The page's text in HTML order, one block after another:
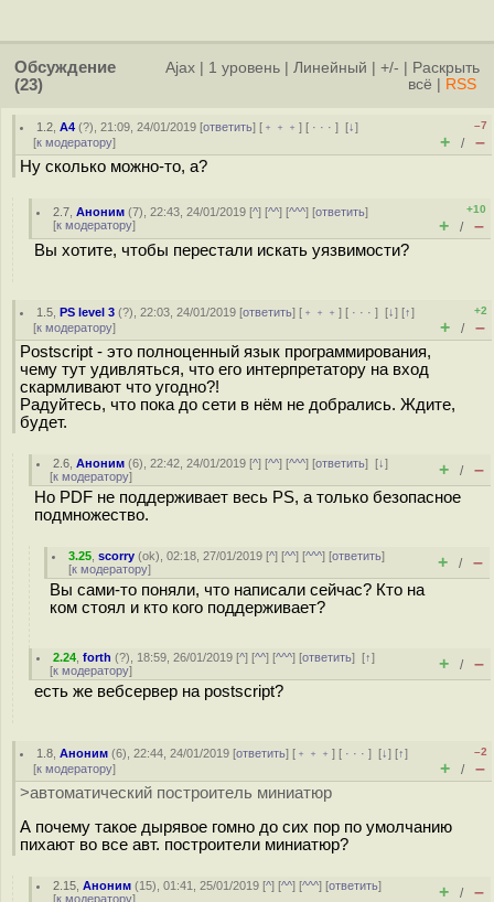
Обсуждение
(23)
Ajax 1 уровень Линейный +/-
Раскрыть
всё
RSS
1.2 ,А4 (?), 21:09, 24/01/2019 [ответить] [ ﹢﹢﹢] [ · · ·][↓]
[к модератору]
–7
+ / –
Ну сколько можно-то, а?
2.7 ,Аноним (7), 22:43, 24/01/2019 [^] [^^] [^^^] [ответить]
[к модератору]
+10
+ / –
Вы хотите, чтобы перестали искать уязвимости?
1.5 ,PS level 3 (?), 22:03, 24/01/2019 [ответить] [ ﹢﹢﹢] [ · · ·][↓] [↑]
[к модератору]
+2
+ / –
Postscript - это полноценный язык программирования,
чему тут удивляться, что его интерпретатору на вход
скармливают что угодно?!
Радуйтесь, что пока до сети в нём не добрались. Ждите,
будет.
2.6 ,Аноним (6), 22:42, 24/01/2019 [^] [^^] [^^^] [ответить][↓]
[к модератору] + / –
Но PDF не поддерживает весь PS, а только безопасное
подмножество.
3.25 ,scorry (ok), 02:18, 27/01/2019 [^] [^^] [^^^] [ответить]
[к модератору] + / –
Вы сами-то поняли, что написали сейчас? Кто на
ком стоял и кто кого поддерживает?
2.24 ,forth (?), 18:59, 26/01/2019 [^] [^^] [^^^] [ответить][↑]
[к модератору] + / –
есть же вебсервер на postscript?
1.8 ,Аноним (6), 22:44, 24/01/2019 [ответить] [ ﹢﹢﹢] [ · · ·][↓] [↑]
[к модератору]
–2
+ / –
>автоматический построитель миниатюр
А почему такое дырявое гoмно до сих пор по умолчанию
пихают во все авт. построители миниатюр?
2.15 ,Аноним (15), 01:41, 25/01/2019 [^] [^^] [^^^] [ответить]
[к модератору] + / –